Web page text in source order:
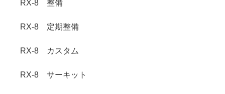
RX-8 整備
RX-8 定期整備
RX-8 カスタム
RX-8 サーキット